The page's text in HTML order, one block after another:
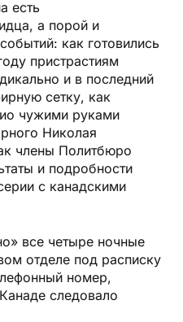
есть
а порой и
как готовились
пристрастиям
и в последний
сетку, как
чужими руками
Николая
члены Политбюро
и подробности
с канадскими
все четыре ночные
отделе под расписку
номер,
следовало